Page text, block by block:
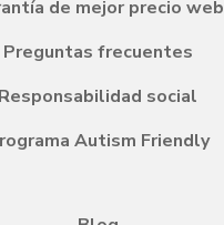
de mejor precio web
Preguntas frecuentes
Responsabilidad social
Autism Friendly